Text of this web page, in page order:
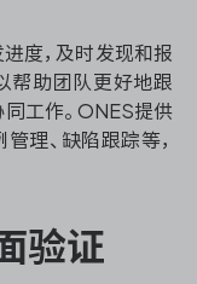
度，及时发现和报
帮助团队更好地跟
工作。ONES提供
理、缺陷跟踪等，
验证